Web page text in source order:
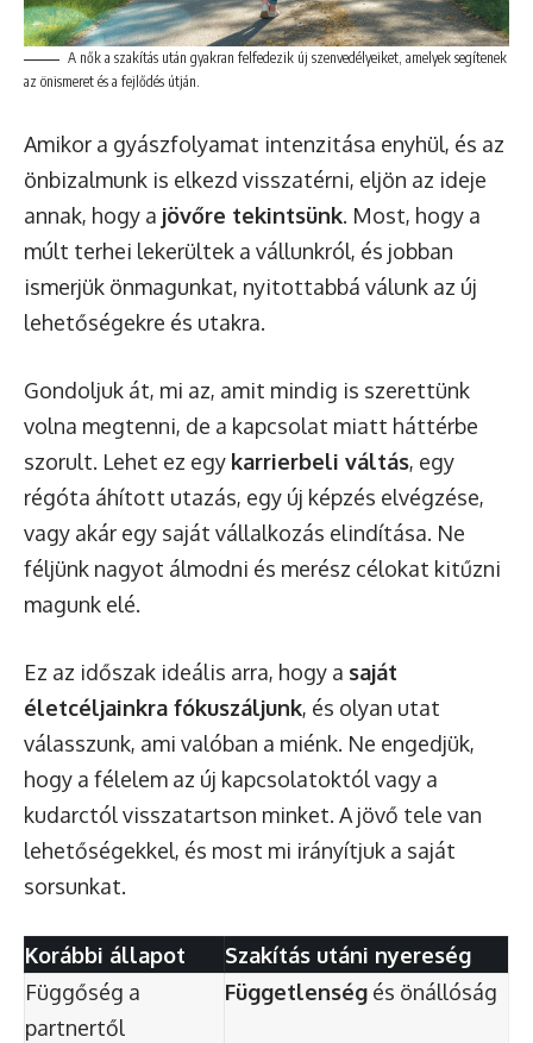
A nők a szakítás után gyakran felfedezik új szenvedélyeiket, amelyek segítenek
az önismeret és a fejlődés útján.
Amikor a gyászfolyamat intenzitása enyhül, és az
önbizalmunk is elkezd visszatérni, eljön az ideje
annak, hogy a jövőre tekintsünk. Most, hogy a
múlt terhei lekerültek a vállunkról, és jobban
ismerjük önmagunkat, nyitottabbá válunk az új
lehetőségekre és utakra.
Gondoljuk át, mi az, amit mindig is szerettünk
volna megtenni, de a kapcsolat miatt háttérbe
szorult. Lehet ez egy karrierbeli váltás, egy
régóta áhított utazás, egy új képzés elvégzése,
vagy akár egy saját vállalkozás elindítása. Ne
féljünk nagyot álmodni és merész célokat kitűzni
magunk elé.
Ez az időszak ideális arra, hogy a saját
életcéljainkra fókuszáljunk, és olyan utat
válasszunk, ami valóban a miénk. Ne engedjük,
hogy a félelem az új kapcsolatoktól vagy a
kudarctól visszatartson minket. A jövő tele van
lehetőségekkel, és most mi irányítjuk a saját
sorsunkat.
Korábbi állapot
Szakítás utáni nyereség
Függőség a
partnertől
Függetlenség és önállóság